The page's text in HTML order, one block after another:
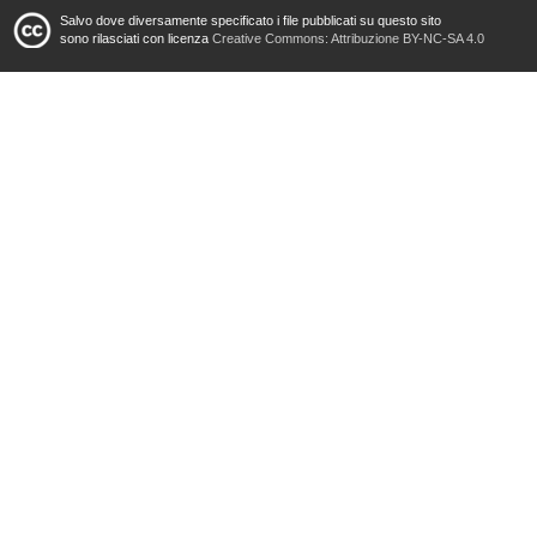
Salvo dove diversamente specificato i file pubblicati su questo sito
sono rilasciati con licenza Creative Commons: Attribuzione BY-NC-SA 4.0